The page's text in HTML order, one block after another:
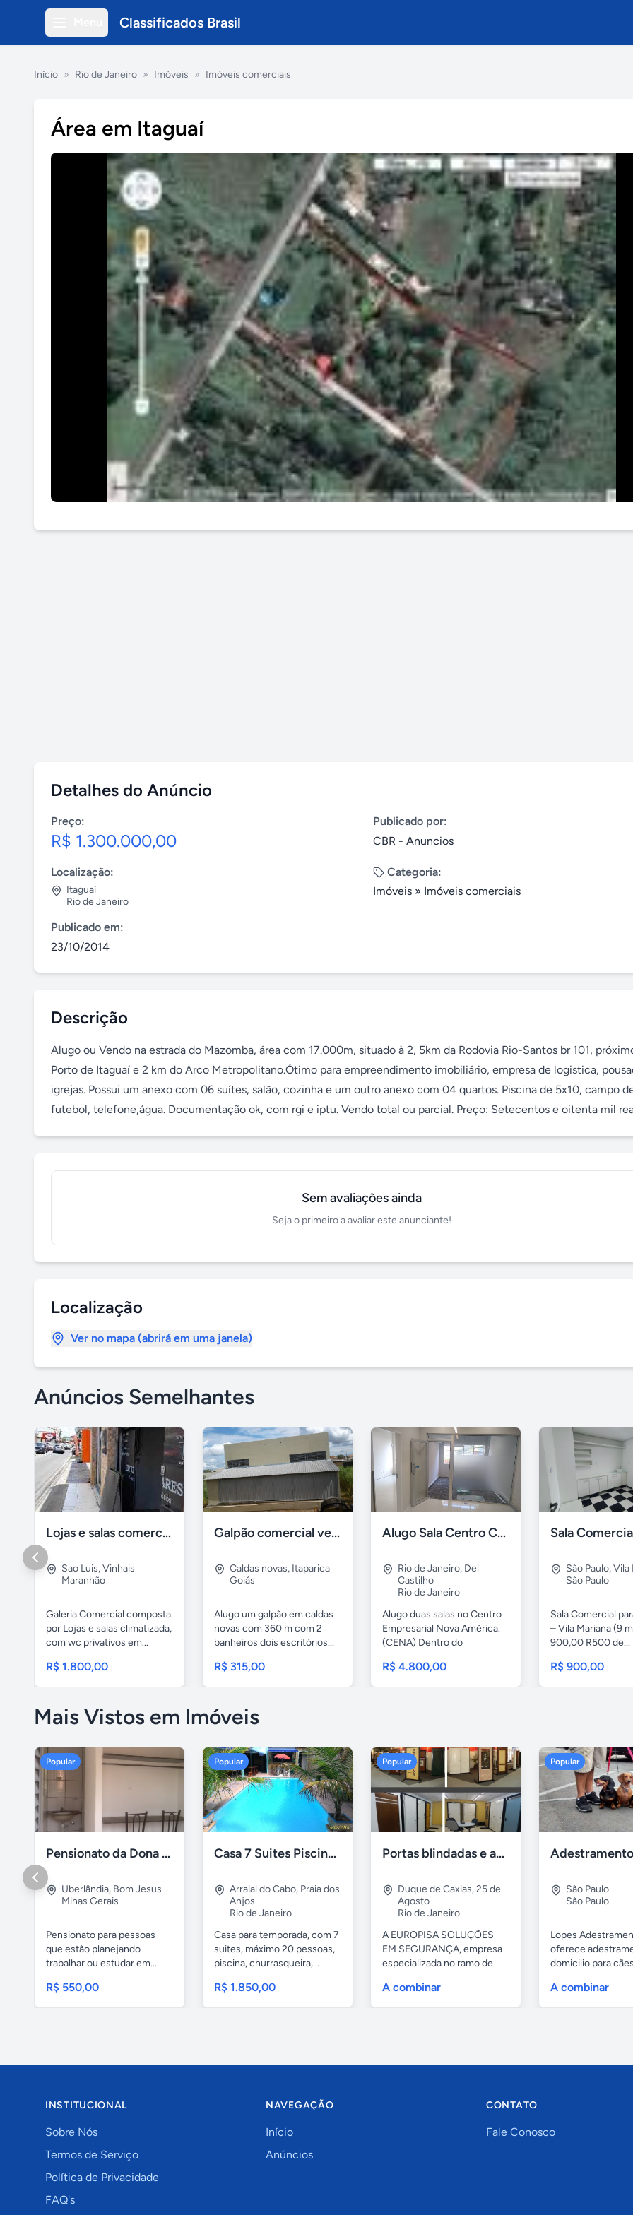
Classificados Brasil
Início » Rio de Janeiro » Imóveis » Imóveis comerciais
Área em Itaguaí
Detalhes do Anúncio
Preço:
R$ 1.300.000,00
Publicado por:
CBR - Anuncios
Localização:
Itaguaí
Rio de Janeiro
Categoria:
Imóveis » Imóveis comerciais
Publicado em:
23/10/2014
Descrição
Alugo ou Vendo na estrada do Mazomba, área com 17.000m, situado à 2, 5km da Rodovia Rio-Santos br 101,
Porto de Itaguaí e 2 km do Arco Metropolitano.Ótimo para empreendimento imobiliário, empresa de logistica,
igrejas. Possui um anexo com 06 suítes, salão, cozinha e um outro anexo com 04 quartos. Piscina de 5x10, campo
futebol, telefone,água. Documentação ok, com rgi e iptu. Vendo total ou parcial. Preço: Setecentos e oitenta mil
Sem avaliações ainda
Seja o primeiro a avaliar este anunciante!
Localização
Ver no mapa (abrirá em uma janela)
Anúncios Semelhantes
Lojas e salas comerciais no vinhais
Sao Luis,Vinhais
Maranhão
Galeria Comercial composta
por Lojas e salas climatizada,
com wc privativos em...
R$ 1.800,00
Galpão comercial vende
Caldas novas, Itaparica
Goiás
Alugo um galpão em caldas
novas com 360 m com 2
banheiros dois escritórios...
R$ 315,00
Alugo Sala Centro Comercial Nova América
Rio de Janeiro, Del
Castilho
Rio de Janeiro
Alugo duas salas no Centro
Empresarial Nova América.
(CENA) Dentro do
R$ 4.800,00
São Paulo,Vila
São Paulo
Sala Comercial
– Vila Mariana (9
900,00 R500 de...
R$ 900,00
Mais Vistos em Imóveis
Popular
Pensionato da Dona Maria - Uberlândia/MG
Uberlândia, Bom Jesus
Minas Gerais
Pensionato para pessoas
que estão planejando
trabalhar ou estudar em...
R$ 550,00
Popular
Casa 7 Suites Piscina - Praia dos Anjos
Arraial do Cabo, Praia dos
Anjos
Rio de Janeiro
Casa para temporada, com 7
suites, máximo 20 pessoas,
piscina, churrasqueira,...
R$ 1.850,00
Popular
Portas blindadas e anti-arrombamento Europisa
Duque de Caxias,25 de
Agosto
Rio de Janeiro
A EUROPISA SOLUÇÕES
EM SEGURANÇA, empresa
especializada no ramo de
A combinar
Popular
São Paulo
São Paulo
Lopes
oferece
domicilio para
A combinar
INSTITUCIONAL
Sobre Nós
Termos de Serviço
Política de Privacidade
FAQ's
NAVEGAÇÃO
Início
Anúncios
CONTATO
Fale Conosco